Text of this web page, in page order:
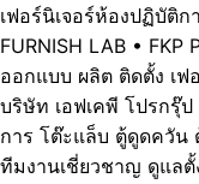
เฟอร์นิเจอร์ห้องปฏิบัติก
FURNISH LAB • FKP
ออกแบบ ผลิต ติดตั้ง เฟ
บริษัท เอฟเคพี โปรกรุ๊
การ โต๊ะแล็บ ตู้ดูดควัน
ทีมงานเชี่ยวชาญ ดูแล